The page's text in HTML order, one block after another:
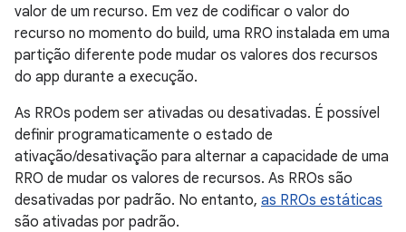
valor de um recurso. Em vez de codificar o valor do
recurso no momento do build, uma RRO instalada em uma
partição diferente pode mudar os valores dos recursos
do app durante a execução.
As RROs podem ser ativadas ou desativadas. É possível
definir programaticamente o estado de
ativação/desativação para alternar a capacidade de uma
RRO de mudar os valores de recursos. As RROs são
desativadas por padrão. No entanto, as RROs estáticas
são ativadas por padrão.